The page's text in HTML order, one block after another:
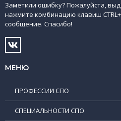
Заметили ошибку? Пожалуйста,
нажмите комбинацию клавиш
сообщение. Спасибо!
МЕНЮ
ПРОФЕССИИ СПО
СПЕЦИАЛЬНОСТИ СПО